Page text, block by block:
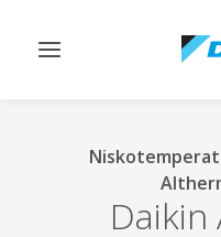
Toggle
Daikin